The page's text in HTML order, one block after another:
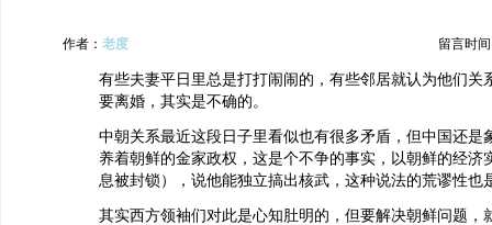
作者： 老度 留言时间
有些夫妻平日里总是打打闹闹的，有些邻居就认为他们关
要离婚，其实是不确的。
中朝关系最近这段日子里看似也有很多矛盾，但中国还是
养着朝鲜的金家政权，这是个不争的事实，以朝鲜的经济
息被封锁），说他能独立搞出核武，这种说法的荒谬性也
其实西方领袖们对此是心知肚明的，但要解决朝鲜问题，